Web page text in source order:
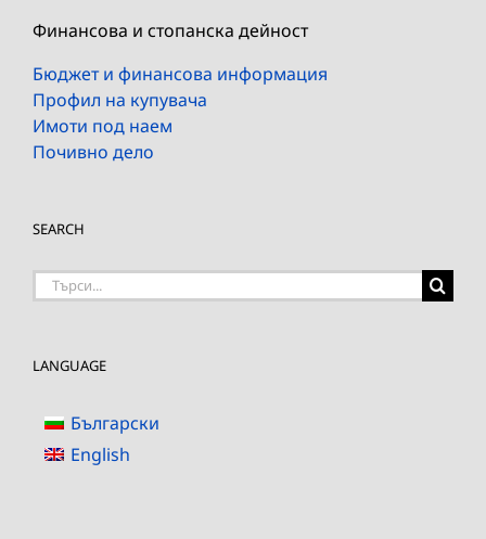
Финансова и стопанска дейност
Бюджет и финансова информация
Профил на купувача
Имоти под наем
Почивно дело
SEARCH
Търсене
LANGUAGE
Български
English